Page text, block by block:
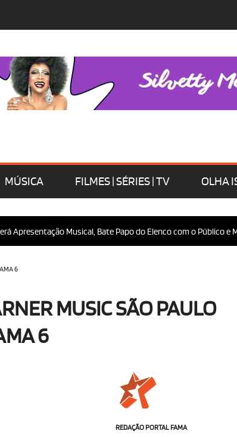
MÚSICA FILMES | SÉRIES | TV OLHA
Musical, Bate Papo do Elenco com o Público e Muito
6
MUSIC SÃO PAULO
6
REDAÇÃO PORTAL FAMA